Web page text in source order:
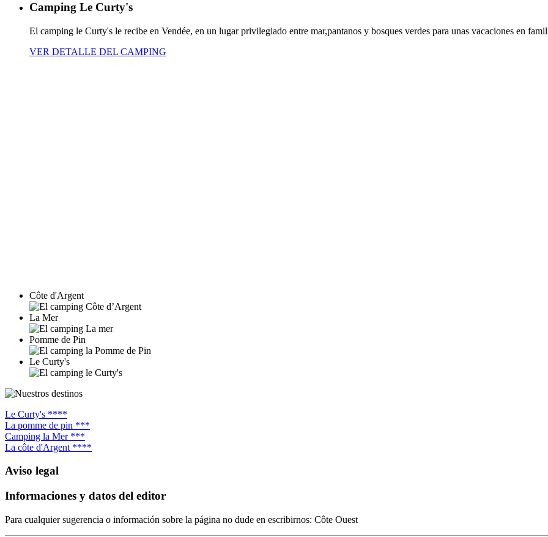
Camping Le Curty's
El camping le Curty's le recibe en Vendée, en un lugar privilegiado entre mar,pantanos y bosques verdes para unas vacaciones en
VER DETALLE DEL CAMPING
Côte d'Argent
La Mer
Pomme de Pin
Le Curty's
Le Curty's ****
La pomme de pin ***
Camping la Mer ***
La côte d'Argent ****
Aviso legal
Informaciones y datos del editor
Para cualquier sugerencia o información sobre la página no dude en escribirnos: Côte Ouest